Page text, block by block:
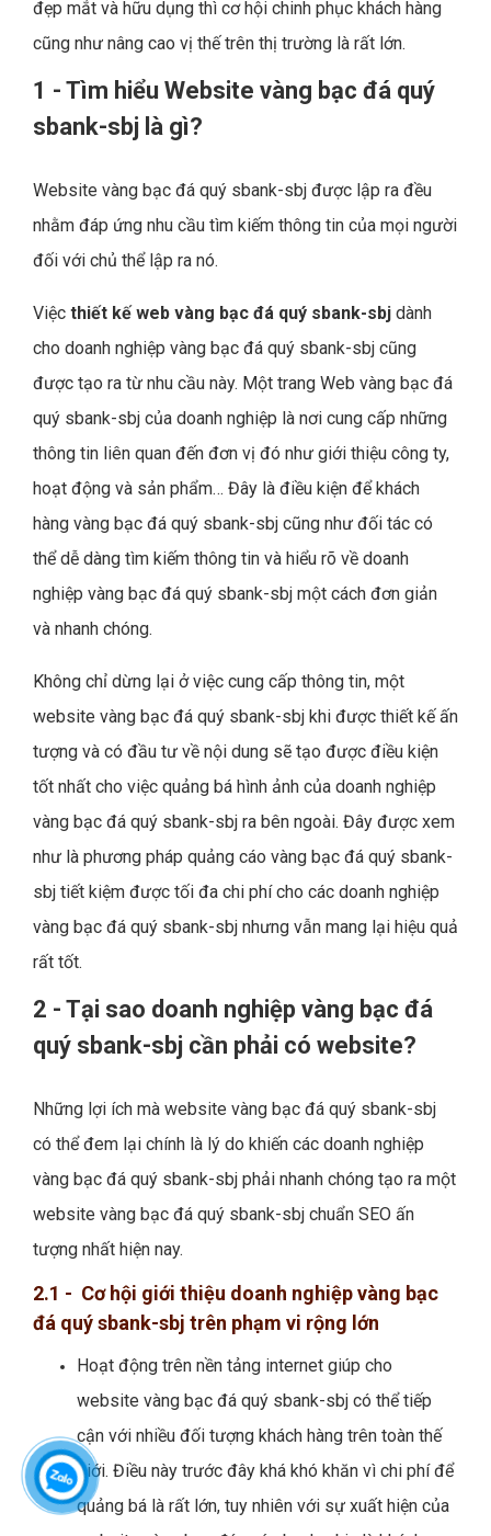
đẹp mắt và hữu dụng thì cơ hội chinh phục khách hàng
cũng như nâng cao vị thế trên thị trường là rất lớn.
1 - Tìm hiểu Website vàng bạc đá quý
sbank-sbj là gì?
Website vàng bạc đá quý sbank-sbj được lập ra đều
nhằm đáp ứng nhu cầu tìm kiếm thông tin của mọi người
đối với chủ thể lập ra nó.
Việc thiết kế web vàng bạc đá quý sbank-sbj dành
cho doanh nghiệp vàng bạc đá quý sbank-sbj cũng
được tạo ra từ nhu cầu này. Một trang Web vàng bạc đá
quý sbank-sbj của doanh nghiệp là nơi cung cấp những
thông tin liên quan đến đơn vị đó như giới thiệu công ty,
hoạt động và sản phẩm… Đây là điều kiện để khách
hàng vàng bạc đá quý sbank-sbj cũng như đối tác có
thể dễ dàng tìm kiếm thông tin và hiểu rõ về doanh
nghiệp vàng bạc đá quý sbank-sbj một cách đơn giản
và nhanh chóng.
Không chỉ dừng lại ở việc cung cấp thông tin, một
website vàng bạc đá quý sbank-sbj khi được thiết kế ấn
tượng và có đầu tư về nội dung sẽ tạo được điều kiện
tốt nhất cho việc quảng bá hình ảnh của doanh nghiệp
vàng bạc đá quý sbank-sbj ra bên ngoài. Đây được xem
như là phương pháp quảng cáo vàng bạc đá quý sbank-
sbj tiết kiệm được tối đa chi phí cho các doanh nghiệp
vàng bạc đá quý sbank-sbj nhưng vẫn mang lại hiệu quả
rất tốt.
2 - Tại sao doanh nghiệp vàng bạc đá
quý sbank-sbj cần phải có website?
Những lợi ích mà website vàng bạc đá quý sbank-sbj
có thể đem lại chính là lý do khiến các doanh nghiệp
vàng bạc đá quý sbank-sbj phải nhanh chóng tạo ra một
website vàng bạc đá quý sbank-sbj chuẩn SEO ấn
tượng nhất hiện nay.
2.1 - Cơ hội giới thiệu doanh nghiệp vàng bạc
đá quý sbank-sbj trên phạm vi rộng lớn
Hoạt động trên nền tảng internet giúp cho
website vàng bạc đá quý sbank-sbj có thể tiếp
cận với nhiều đối tượng khách hàng trên toàn thế
giới. Điều này trước đây khá khó khăn vì chi phí để
quảng bá là rất lớn, tuy nhiên với sự xuất hiện của